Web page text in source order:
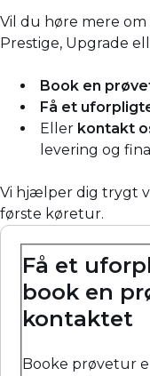
Vil du høre mere om
Prestige, Upgrade
Book en
Få et
Eller kontakt
levering og
Vi hjælper dig trygt
første køretur.
Få et
book en
kontaktet
Booke prøvetur